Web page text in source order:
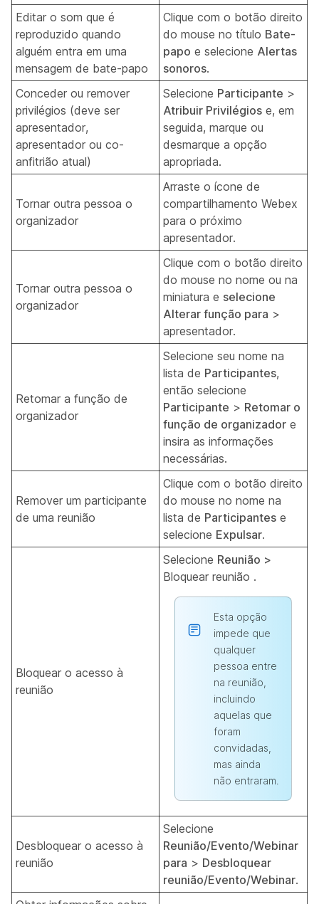
Editar o som que é
reproduzido quando
alguém entra em uma
mensagem de bate-papo
Clique com o botão direito
do mouse no título Bate-
papo e selecione Alertas
sonoros.
Conceder ou remover
privilégios (deve ser
apresentador,
apresentador ou co-
anfitrião atual)
Selecione Participante >
Atribuir Privilégios e, em
seguida, marque ou
desmarque a opção
apropriada.
Tornar outra pessoa o
organizador
Arraste o ícone de
compartilhamento Webex
para o próximo
apresentador.
Tornar outra pessoa o
organizador
Clique com o botão direito
do mouse no nome ou na
miniatura e selecione
Alterar função para >
apresentador.
Retomar a função de
organizador
Selecione seu nome na
lista de Participantes,
então selecione
Participante > Retomar o
função de organizador e
insira as informações
necessárias.
Remover um participante
de uma reunião
Clique com o botão direito
do mouse no nome na
lista de Participantes e
selecione Expulsar.
Bloquear o acesso à
reunião
Selecione Reunião >
Bloquear reunião .
Esta opção
impede que
qualquer
pessoa entre
na reunião,
incluindo
aquelas que
foram
convidadas,
mas ainda
não entraram.
Desbloquear o acesso à
reunião
Selecione
Reunião/Evento/Webinar
para > Desbloquear
reunião/Evento/Webinar.